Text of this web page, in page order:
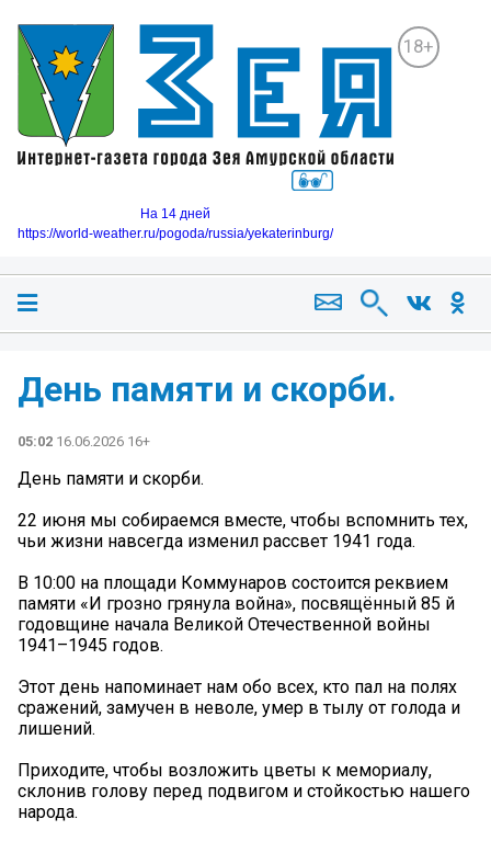
18+
На 14 дней
https://world-weather.ru/pogoda/russia/yekaterinburg/
День памяти и скорби.
05:02 16.06.2026 16+
День памяти и скорби.
22 июня мы собираемся вместе, чтобы вспомнить тех,
чьи жизни навсегда изменил рассвет 1941 года.
В 10:00 на площади Коммунаров состоится реквием
памяти «И грозно грянула война», посвящённый 85 й
годовщине начала Великой Отечественной войны
1941–1945 годов.
Этот день напоминает нам обо всех, кто пал на полях
сражений, замучен в неволе, умер в тылу от голода и
лишений.
Приходите, чтобы возложить цветы к мемориалу,
склонив голову перед подвигом и стойкостью нашего
народа.